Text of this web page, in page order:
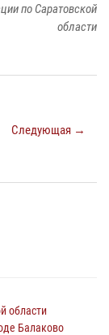
по Саратовской
области
Следующая →
области
Балаково